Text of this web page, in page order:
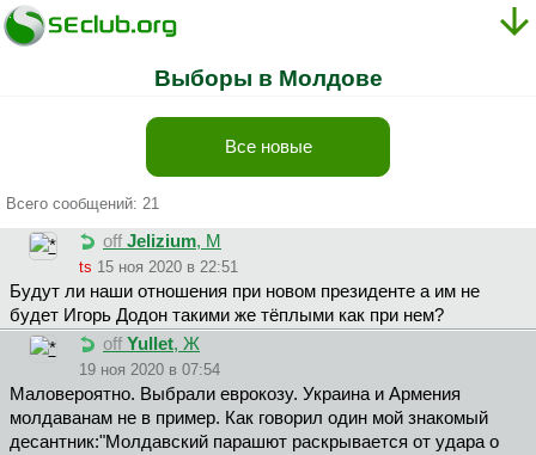
Выборы в Молдове
Все новые
Всего сообщений: 21
off Jelizium, М
ts 15 ноя 2020 в 22:51
Будут ли наши отношения при новом президенте а им не
будет Игорь Додон такими же тёплыми как при нем?
off Yullet, Ж
19 ноя 2020 в 07:54
Маловероятно. Выбрали еврокозу. Украина и Армения
молдаванам не в пример. Как говорил один мой знакомый
десантник:"Молдавский парашют раскрывается от удара о